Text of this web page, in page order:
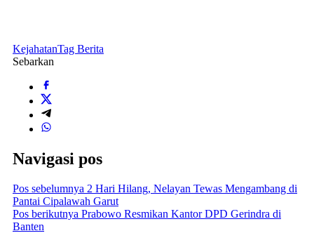
KejahatanTag Berita
Sebarkan
Navigasi pos
Pos sebelumnya 2 Hari Hilang, Nelayan Tewas Mengambang di
Pantai Cipalawah Garut
Pos berikutnya Prabowo Resmikan Kantor DPD Gerindra di
Banten